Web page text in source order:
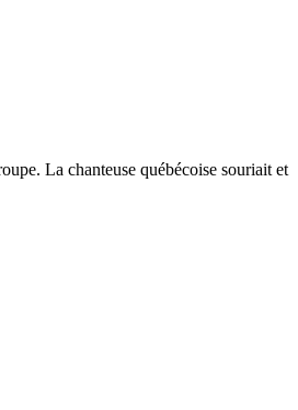
La chanteuse québécoise souriait et